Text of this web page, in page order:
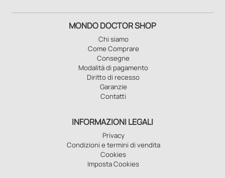
MONDO DOCTOR SHOP
Chi siamo
Come Comprare
Consegne
Modalità di pagamento
Diritto di recesso
Garanzie
Contatti
INFORMAZIONI LEGALI
Privacy
Condizioni e termini di vendita
Cookies
Imposta Cookies